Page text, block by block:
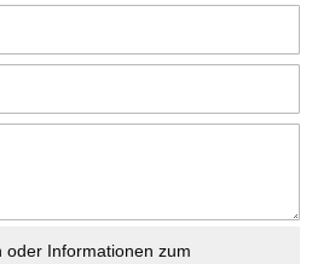
oder Informationen zum